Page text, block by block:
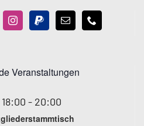
Veranstaltungen
18:00 - 20:00